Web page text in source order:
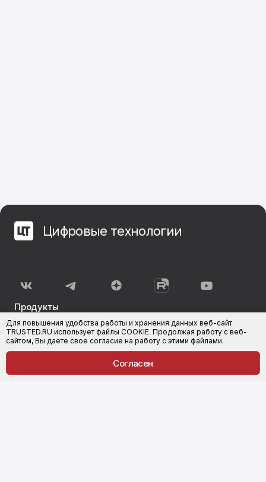
Для повышения удобства работы и хранения данных веб-сайт
TRUSTED.RU использует файлы COOKIE. Продолжая работу с веб-
сайтом, Вы даете свое согласие на работу с этими файлами.
Согласен
Цифровые технологии
Продукты
КриптоАРМ
КриптоАРМ ГОСТ
КриптоАРМ Документы
КриптоАРМ для 1С-Битрикс
Trusted.ID